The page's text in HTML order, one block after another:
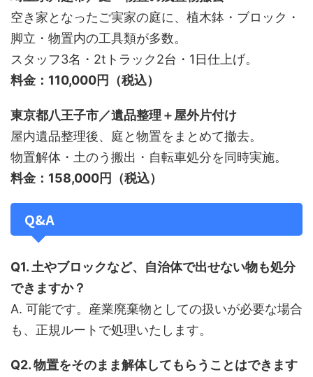
空き家となったご実家の庭に、植木鉢・ブロック・
脚立・物置内の工具類が多数。
スタッフ3名・2tトラック2台・1日仕上げ。
料金：110,000円（税込）
東京都八王子市／遺品整理＋屋外片付け
屋内遺品整理後、庭と物置をまとめて撤去。
物置解体・土のう搬出・自転車処分を同時実施。
料金：158,000円（税込）
Q&A
Q1. 土やブロックなど、自治体で出せない物も処分
できますか？
A. 可能です。産業廃棄物としての扱いが必要な場合
も、正規ルートで処理いたします。
Q2. 物置をそのまま解体してもらうことはできます